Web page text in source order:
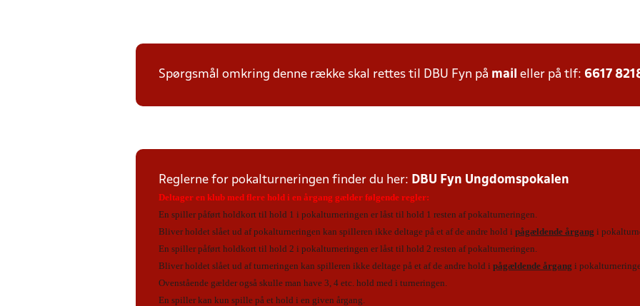
Spørgsmål omkring denne række skal rettes til DBU Fyn på mail eller på tlf: 6617
Reglerne for pokalturneringen finder du her: DBU Fyn Ungdomspokalen
Deltager en klub med flere hold i en årgang gælder følgende regler:
En spiller påført holdkort til hold 1 i pokalturneringen er låst til hold 1 resten af pokalturneringen.
Bliver holdet slået ud af pokalturneringen kan spilleren ikke deltage på et af de andre hold i pågældende årgang i
En spiller påført holdkort til hold 2 i pokalturneringen er låst til hold 2 resten af pokalturneringen.
Bliver holdet slået ud af turneringen kan spilleren ikke deltage på et af de andre hold i pågældende årgang i
Ovenstående gælder også skulle man have 3, 4 etc. hold med i turneringen.
En spiller kan kun spille på et hold i en given årgang.